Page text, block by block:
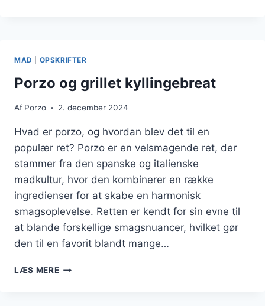
MAD OPSKRIFTER
Porzo og grillet kyllingebreat
Af Porzo 2. december 2024
Hvad er porzo, og hvordan blev det til en
populær ret? Porzo er en velsmagende ret, der
stammer fra den spanske og italienske
madkultur, hvor den kombinerer en række
ingredienser for at skabe en harmonisk
smagsoplevelse. Retten er kendt for sin evne til
at blande forskellige smagsnuancer, hvilket gør
den til en favorit blandt mange…
LÆS MEREPORZO